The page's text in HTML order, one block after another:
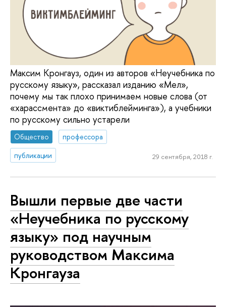
Максим Кронгауз, один из авторов «Неучебника по
русскому языку», рассказал изданию «Мел»,
почему мы так плохо принимаем новые слова (от
«харассмента» до «виктиблейминга»), а учебники
по русскому сильно устарели
Общество
профессора
публикации
29 сентября, 2018 г.
Вышли первые две части
«Неучебника по русскому
языку» под научным
руководством Максима
Кронгауза